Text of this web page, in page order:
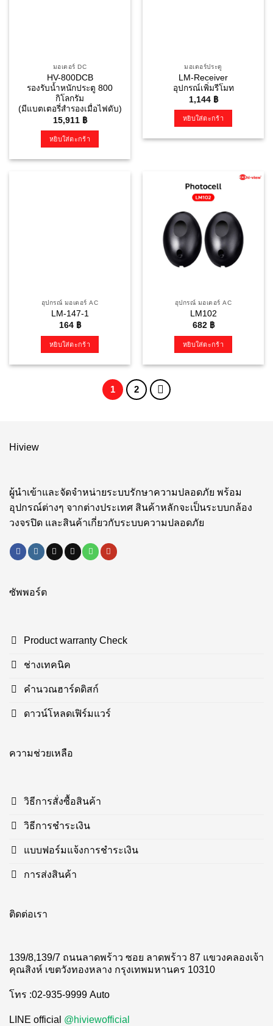
มอเตอร์ DC
HV-800DCB
รองรับน้ำหนักประตู 800
กิโลกรัม
(มีแบตเตอรี่สำรองเมื่อไฟดับ)
15,911 ฿
หยิบใส่ตะกร้า
มอเตอร์ประตู
LM-Receiver
อุปกรณ์เพิ่มรีโมท
1,144 ฿
หยิบใส่ตะกร้า
อุปกรณ์ มอเตอร์ AC
LM-147-1
164 ฿
หยิบใส่ตะกร้า
อุปกรณ์ มอเตอร์ AC
LM102
682 ฿
หยิบใส่ตะกร้า
1 2
Hiview
ผู้นำเข้าและจัดจำหน่ายระบบรักษาความปลอดภัย พร้อม
อุปกรณ์ต่างๆ จากต่างประเทศ สินค้าหลักจะเป็นระบบกล้อง
วงจรปิด และสินค้าเกี่ยวกับระบบความปลอดภัย
ซัพพอร์ต
Product warranty Check
ช่างเทคนิค
คำนวณฮาร์ดดิสก์
ดาวน์โหลดเฟิร์มแวร์
ความช่วยเหลือ
วิธีการสั่งซื้อสินค้า
วิธีการชำระเงิน
แบบฟอร์มแจ้งการชำระเงิน
การส่งสินค้า
ติดต่อเรา
139/8,139/7 ถนนลาดพร้าว ซอย ลาดพร้าว 87 แขวงคลองเจ้า
คุณสิงห์ เขตวังทองหลาง กรุงเทพมหานคร 10310
โทร :02-935-9999 Auto
LINE official @hiviewofficial